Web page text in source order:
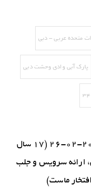
پارک آبی وادی وحشت دبی
تاریخ راه اندازی این وب سایت 2005-02-26 (17 سال
ارائه سرویس و جلب
ماست)